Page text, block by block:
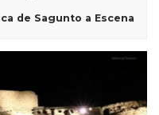
de Sagunto a Escena